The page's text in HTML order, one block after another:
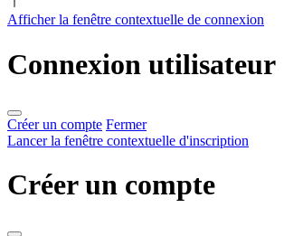
Afficher la fenêtre contextuelle de connexion
Connexion utilisateur
Créer un compte Fermer
Lancer la fenêtre contextuelle d'inscription
Créer un compte